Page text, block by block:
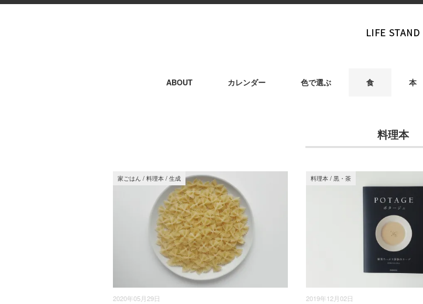
ABOUT カレンダー 色で選ぶ 食 本
料理本
2020年05月29日
家ごはん / 料理本/ 生成
2019年12月02日
料理本 /黒・茶